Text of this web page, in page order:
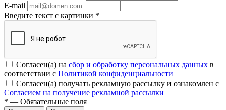
E-mail
Введите текст с картинки *
Согласен(а) на сбор и обработку персональных данных в
соответствии с Политикой конфиденциальности
Согласен(а) получать рекламную рассылку и ознакомлен с
Согласием на получение рекламной рассылки
* — Обязательные поля